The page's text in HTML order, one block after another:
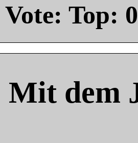
Vote: Top: 0
Mit dem